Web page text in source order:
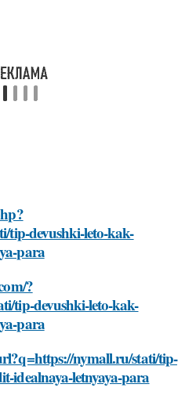
tip-devushki-leto-kak-
para
?
tip-devushki-leto-kak-
para
nymall.ru/stati/tip-
idealnaya-letnyaya-para